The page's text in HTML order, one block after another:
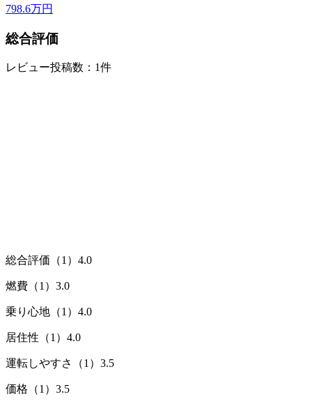
798.6万円
総合評価
レビュー投稿数：1件
総合評価（1） 4.0
燃費（1） 3.0
乗り心地（1） 4.0
居住性（1） 4.0
運転しやすさ（1） 3.5
価格（1） 3.5